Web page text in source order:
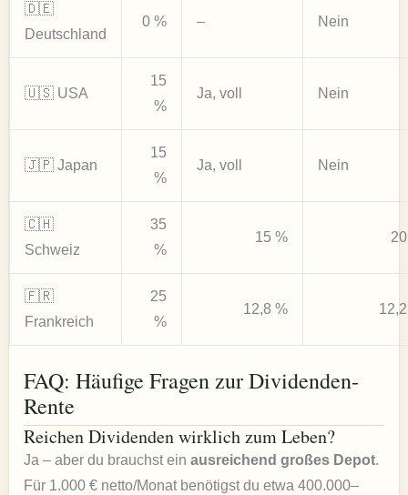
🇩🇪
Deutschland
0 % – Nein
🇺🇸 USA
15
%
Ja, voll Nein
🇯🇵 Japan
15
%
Ja, voll Nein
🇨🇭
Schweiz
35
%
15 %
🇫🇷
Frankreich
25
%
12,8 %
FAQ: Häufige Fragen zur Dividenden-
Rente
Reichen Dividenden wirklich zum Leben?
Ja – aber du brauchst ein ausreichend großes Depot.
Für 1.000 € netto/Monat benötigst du etwa 400.000–